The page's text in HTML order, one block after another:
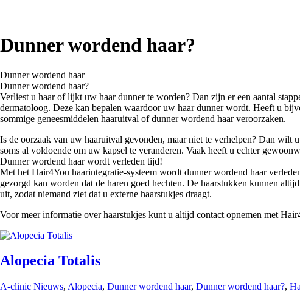
Dunner wordend haar?
Dunner wordend haar
Dunner wordend haar?
Verliest u haar of lijkt uw haar dunner te worden? Dan zijn er een aantal
dermatoloog. Deze kan bepalen waardoor uw haar dunner wordt. Heeft u
sommige geneesmiddelen haaruitval of dunner wordend haar veroorzaken.
Is de oorzaak van uw haaruitval gevonden, maar niet te verhelpen? Dan
soms al voldoende om uw kapsel te veranderen. Vaak heeft u echter
Dunner wordend haar wordt verleden tijd!
Met het Hair4You haarintegratie-systeem wordt dunner wordend haar
gezorgd kan worden dat de haren goed hechten. De haarstukken kunnen
uit, zodat niemand ziet dat u externe haarstukjes draagt.
Voor meer informatie over haarstukjes kunt u altijd contact opnemen met
Alopecia Totalis
A-clinic Nieuws, Alopecia, Dunner wordend haar, Dunner wordend haar?,